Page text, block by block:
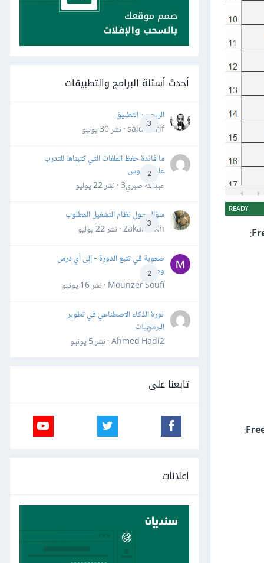
:
:
أحدث أسئلة البرامج والتطبيقات
3
الربح من التطبيق
said darif · نشر
30 يوليو
2
ما فائدة حفظ الملفات التي كتبناها للتدرب
على الدروس
عبدالله صبري3 · نشر
22 يوليو
3
سؤال حول نظام التشغيل المطلوب
Zakaria Kh · نشر
22 يوليو
2
صعوبة في تتبع الدورة - إلى أي درس
وصلت؟
Mounzer Soufi · نشر
16 يونيو
0
ثورة الذكاء الاصطناعي في تطوير
البرمجيات
Ahmed Hadi2 · نشر
5 يونيو
تابعنا على
إعلانات